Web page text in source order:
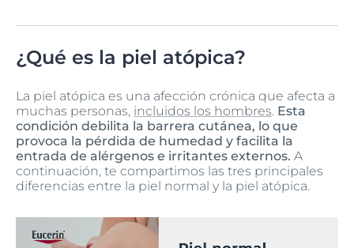
¿Qué es la piel atópica?
La piel atópica es una afección crónica que afecta a
muchas personas, incluidos los hombres. Esta
condición debilita la barrera cutánea, lo que
provoca la pérdida de humedad y facilita la
entrada de alérgenos e irritantes externos. A
continuación, te compartimos las tres principales
diferencias entre la piel normal y la piel atópica.